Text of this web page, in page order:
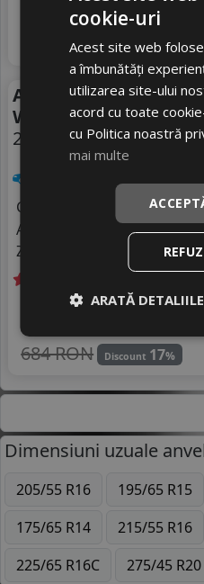
569RON
692 RON
Discount17 %
Anvelope iarna
Wp52
215/60 R17 100V
Consum
Aderenta
Zgomot
Livrare gratuită *
684 RON
Discount 17%
Dimensiuni uzuale
205/55 R16 195/65 R15
175/65 R14
215/55 R16
225/65 R16C
275/45 R20
cookie-uri
Acest site web
a îmbunătăți
utilizarea site-ului
acord cu toate
cu Politica noastră
mai multe
ARATĂ DETALIILE